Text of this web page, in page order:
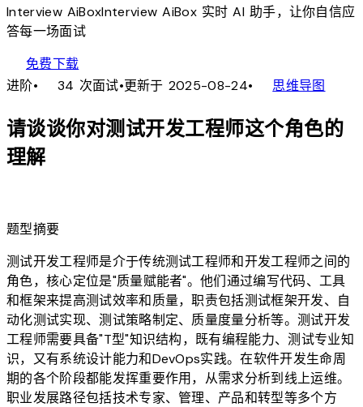
Interview AiBoxInterviewAiBox实时 AI 助手，让你自信应
答每一场面试
免费下载
进阶• 34 次面试•更新于 2025-08-24• account_tree思维导图
请谈谈你对测试开发工程师这个角色的
理解
题型摘要
测试开发工程师是介于传统测试工程师和开发工程师之间的
角色，核心定位是"质量赋能者"。他们通过编写代码、工具
和框架来提高测试效率和质量，职责包括测试框架开发、自
动化测试实现、测试策略制定、质量度量分析等。测试开发
工程师需要具备"T型"知识结构，既有编程能力、测试专业知
识，又有系统设计能力和DevOps实践。在软件开发生命周
期的各个阶段都能发挥重要作用，从需求分析到线上运维。
职业发展路径包括技术专家、管理、产品和转型等多个方